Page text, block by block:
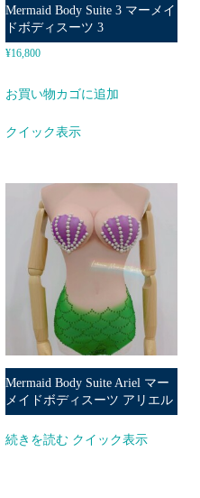
Mermaid Body Suite 3 マーメイ
ドボディスーツ 3
¥16,800
お買い物カゴに追加
クイック表示
Mermaid Body Suite Ariel マー
メイドボディスーツ アリエル
続きを読む クイック表示